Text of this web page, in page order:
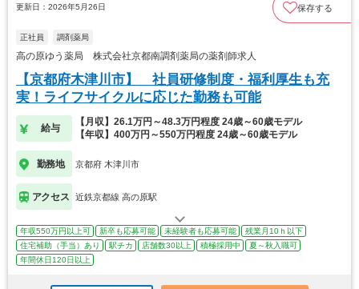
更新日：2026年5月26日 保存する
正社員 調剤薬局
高の原ゆう薬局 株式会社京都南調剤薬局の薬剤師求人
【京都府木津川市】 社員研修制度・福利厚生も充
実！ライフサイクルに応じた勤務も可能
給与
【月収】26.1万円～48.3万円程度 24歳～60歳モデル
【年収】400万円～550万円程度 24歳～60歳モデル
勤務地 京都府 木津川市
アクセス 近鉄京都線 高の原駅
年収550万円以上可 新卒も応募可能 未経験者も応募可能
残業月10ｈ以下
住宅補助（手当）あり
駅チカ 店舗数30以上 積極採用中
夏～秋入職可
年間休日120日以上